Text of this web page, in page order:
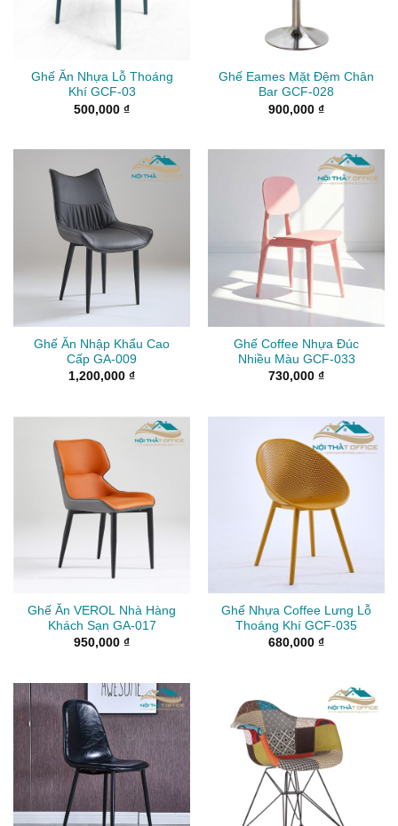
Ghế Ăn Nhựa Lỗ Thoáng
Khí GCF-03
500,000 ₫
Ghế Eames Mặt Đệm Chân
Bar GCF-028
900,000 ₫
Ghế Ăn Nhập Khẩu Cao
Cấp GA-009
1,200,000 ₫
Ghế Coffee Nhựa Đúc
Nhiều Màu GCF-033
730,000 ₫
Ghế Ăn VEROL Nhà Hàng
Khách Sạn GA-017
950,000 ₫
Ghế Nhựa Coffee Lưng Lỗ
Thoáng Khí GCF-035
680,000 ₫